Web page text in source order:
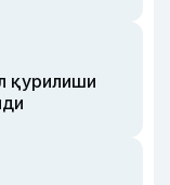
қурилиши